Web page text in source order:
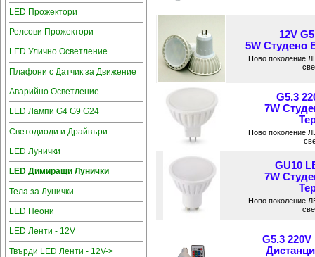
LED Прожектори
Релсови Прожектори
LED Улично Осветление
Плафони с Датчик за Движение
Аварийно Осветление
LED Лампи G4 G9 G24
Светодиоди и Драйвъри
LED Лунички
LED Димиращи Лунички
Тела за Лунички
LED Неони
LED Ленти - 12V
Твърди LED Ленти - 12V->
12V
5W Студено
Ново поколение
G5.3
7W
Ново поколение
GU10
7W
Ново поколение
G5.3